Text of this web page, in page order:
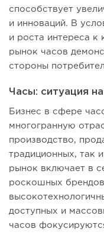
способствует
и инноваций. В
и роста интереса к
рынок часов
стороны
Часы: ситуация
Бизнес в сфере
многогранную
производство,
традиционных, так
рынок включает в
роскошных
доступных и
часов